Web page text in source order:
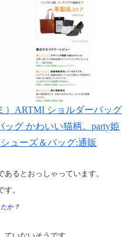
）ARTMI ショルダーバッグ
グ かわいい猫柄。party姫
ューズ＆バッグ:通販
るとおっしゃっています。
。
か？